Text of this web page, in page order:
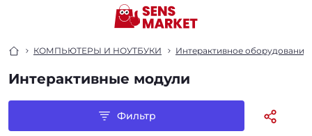
КОМПЬЮТЕРЫ И НОУТБУКИ Интерактивное оборудование
Интерактивные модули
Фильтр